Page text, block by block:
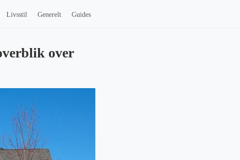
Livsstil Generelt Guides
over